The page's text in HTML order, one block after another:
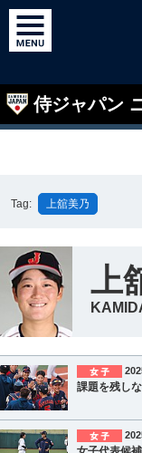
侍ジャパン
Tag: 上舘美乃
上
課題を残し